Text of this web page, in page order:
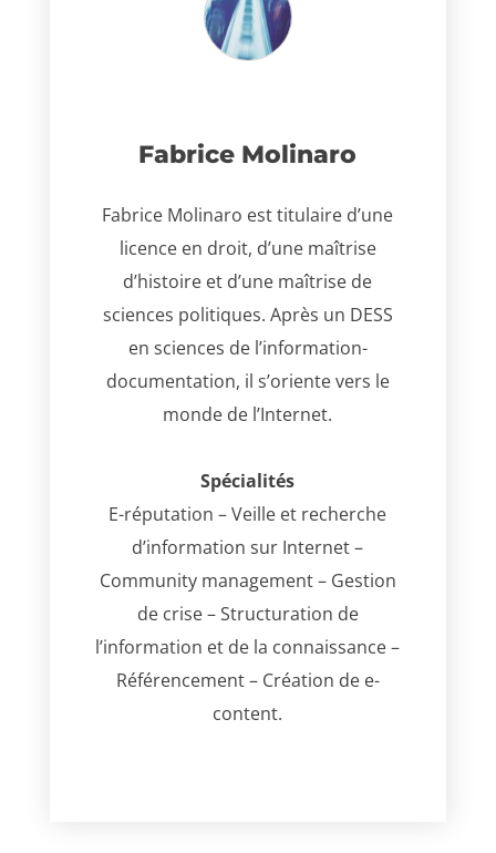
Fabrice Molinaro
Fabrice Molinaro est titulaire d’une
licence en droit, d’une maîtrise
d’histoire et d’une maîtrise de
sciences politiques. Après un DESS
en sciences de l’information-
documentation, il s’oriente vers le
monde de l’Internet.
Spécialités
E-réputation – Veille et recherche
d’information sur Internet –
Community management – Gestion
de crise – Structuration de
l’information et de la connaissance –
Référencement – Création de e-
content.